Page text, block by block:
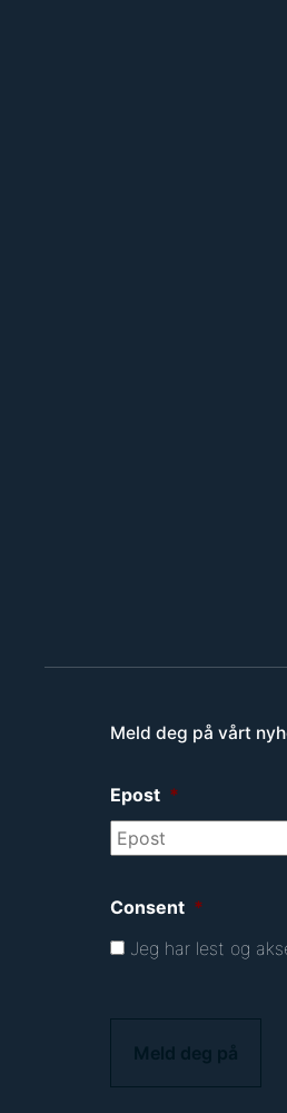
Meld deg på vårt
Epost *
Consent *
Jeg har lest og